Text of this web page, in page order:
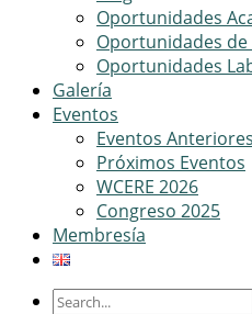
Oportunidades
Oportunidades
Oportunidades
Galería
Eventos
Eventos Anteriores
Próximos Eventos
WCERE 2026
Congreso 2025
Membresía